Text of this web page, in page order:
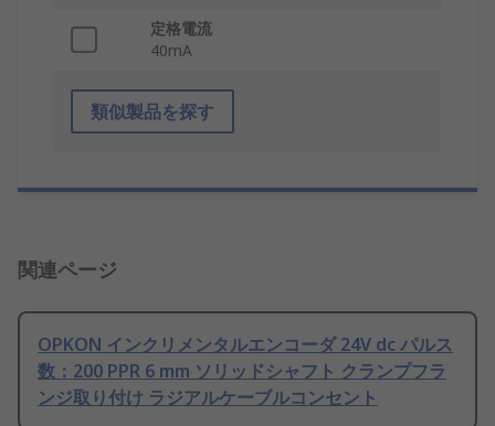
定格電流
40mA
類似製品を探す
関連ページ
OPKON インクリメンタルエンコーダ 24V dc パルス
数：200 PPR 6 mm ソリッドシャフト クランプフラ
ンジ取り付け ラジアルケーブルコンセント